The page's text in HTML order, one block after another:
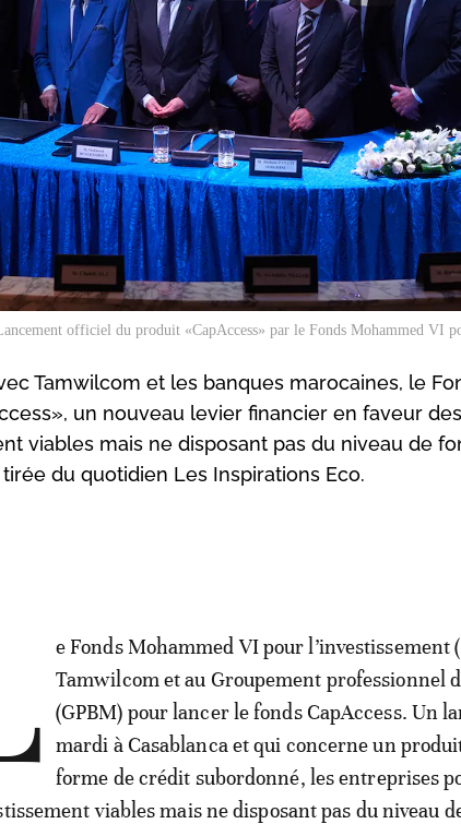
officiel du produit «CapAccess» par le Fonds Mohammed VI
Tamwilcom et les banques marocaines, le
un nouveau levier financier en faveur
viables mais ne disposant pas du niveau de
du quotidien Les Inspirations Eco.
e Fonds Mohammed VI pour l’investissement
Tamwilcom et au Groupement professionnel
(GPBM) pour lancer le fonds CapAccess. Un
mardi à Casablanca et qui concerne un
forme de crédit subordonné, les entreprises
viables mais ne disposant pas du niveau